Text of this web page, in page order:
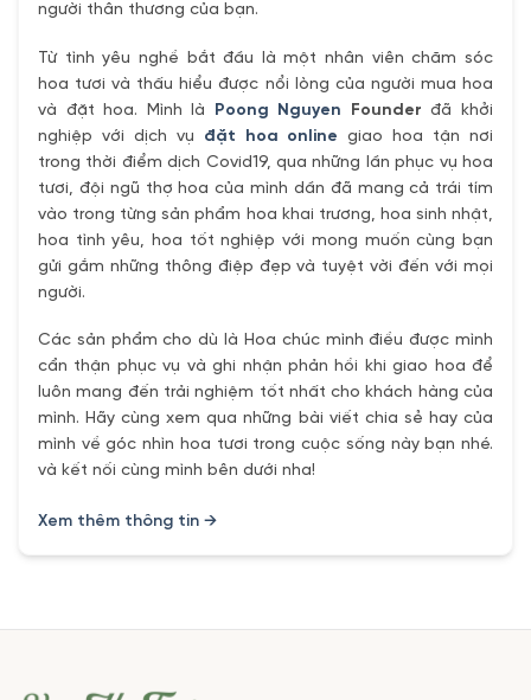
người thân thương của bạn.
Từ tình yêu nghề bắt đầu là một nhân viên chăm sóc
hoa tươi và thấu hiểu được nổi lòng của người mua hoa
và đặt hoa. Mình là
Poong Nguyen Founder đã khởi
nghiệp với dịch vụ đặt hoa online giao hoa tận nơi
trong thời điểm dịch Covid19, qua những lần phục vụ hoa
tươi, đội ngũ thợ hoa của mình dần đã mang cả trái tím
vào trong từng sản phẩm hoa khai trương, hoa sinh nhật,
hoa tình yêu, hoa tốt nghiệp với mong muốn cùng bạn
gửi gắm những thông điệp đẹp và tuyệt vời đến với mọi
người.
Các sản phẩm cho dù là Hoa chúc mình điều được mình
cẩn thận phục vụ và ghi nhận phản hồi khi giao hoa để
luôn mang đến trải nghiệm tốt nhất cho khách hàng của
mình. Hãy cùng xem qua những bài viết chia sẻ hay của
mình về góc nhìn hoa tươi trong cuộc sống này bạn nhé.
và kết nối cùng mình bên dưới nha!
Xem thêm thông tin →